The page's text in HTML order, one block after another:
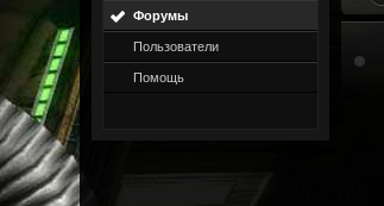
Форумы
Пользователи
Помощь